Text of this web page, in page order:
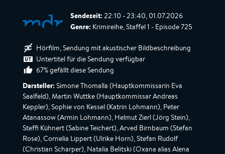
Sendezeit: 22:10 - 23:40, 01.07.2026
Genre: Krimireihe, Staffel 1 - Episode 725
Hörfilm, Sendung mit akustischer Bildbeschreibung
Untertitel für die Sendung verfügbar
67% gefällt diese Sendung
Darsteller: Simone Thomalla (Hauptkommissarin Eva
Saalfeld), Martin Wuttke (Hauptkommissar Andreas
Keppler), Sophie von Kessel (Katrin Lohmann), Peter
Atanassow (Armin Lohmann), Helmut Zierl (Jörg Stein),
Steffi Kühnert (Sabine Teichert), Arved Birnbaum (Stefan
Rose), Cornelia Lippert (Ulrike Horn), Stefan Rudolf
(Christian Scharper), Natalia Belitski (Oxana alias Alena